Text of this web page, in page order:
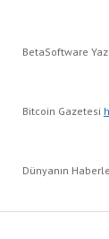
BetaSoftware
Bitcoin Gazetesi
Dünyanın